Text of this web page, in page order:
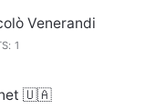
Venerandi
1
🇺🇦